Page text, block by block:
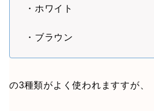
・ホワイト
・ブラウン
の3種類がよく使われますすが、